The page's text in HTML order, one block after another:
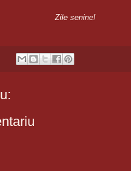
Zile senine!